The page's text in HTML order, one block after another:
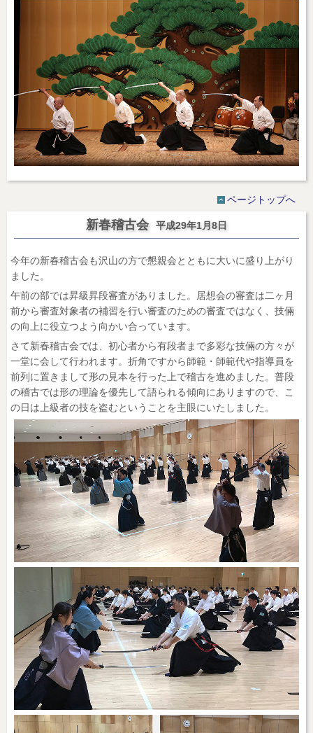
ページトップへ
新春稽古会 平成29年1月8日
今年の新春稽古会も沢山の方で懇親会とともに大いに盛り上がり
ました。
午前の部では昇級昇段審査がありました。居想会の審査は二ヶ月
前から審査対象者の補習を行い審査のための審査ではなく、技倆
の向上に役立つよう向かい合っています。
さて新春稽古会では、初心者から有段者まで多彩な技倆の方々が
一堂に会して行われます。折角ですから師範・師範代や指導員を
前列に置きまして形の見本を行った上で稽古を進めました。普段
の稽古では形の理論を優先して語られる傾向にありますので、こ
の日は上級者の技を盗むということを主眼にいたしました。